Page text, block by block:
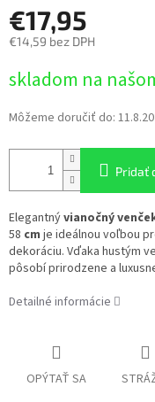
€17,95
€14,59 bez DPH
cena:
skladom na
Môžeme doručiť do:
Pridať
Elegantnývianočný
58 cm je ideálnou voľbou
dekoráciu. Vďaka hustým
pôsobí prirodzene a
Detailné informácie
OPÝTAŤ SA